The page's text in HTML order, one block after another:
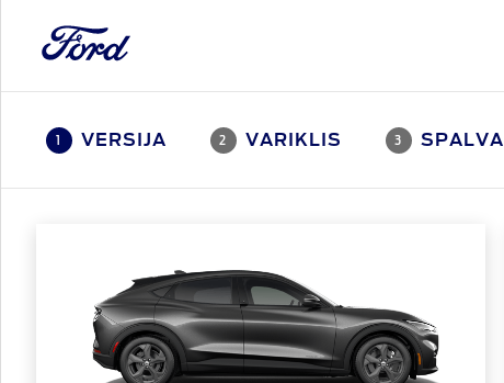
1 VERSIJA 2 VARIKLIS 3 SPALVA